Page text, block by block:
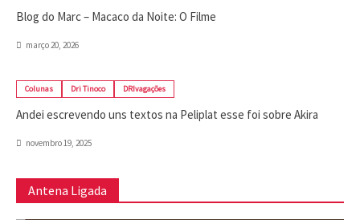
Blog do Marc – Macaco da Noite: O Filme
março 20, 2026
Colunas Dri Tinoco DRIvagações
Andei escrevendo uns textos na Peliplat esse foi sobre Akira
novembro 19, 2025
Antena Ligada